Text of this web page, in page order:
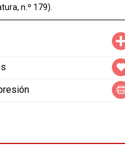
n.º 179).